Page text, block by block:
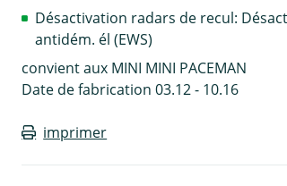
Désactivation radars de recul:
antidém. él (EWS)
convient aux MINI MINI PACEMAN
Date de fabrication 03.12 - 10.16
imprimer